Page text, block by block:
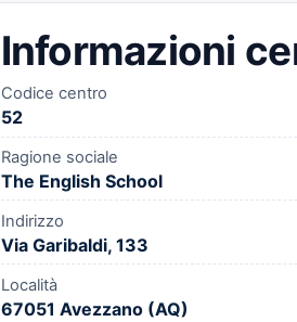
Informazioni
Codice centro
52
Ragione sociale
The English School
Indirizzo
Via Garibaldi, 133
Località
67051 Avezzano (AQ)